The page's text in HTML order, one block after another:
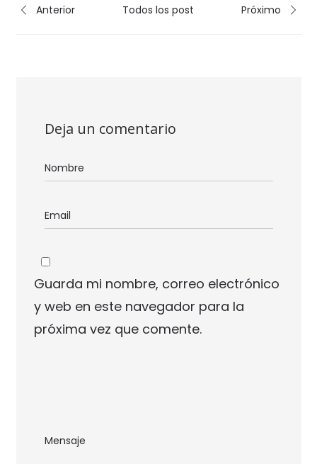
Anterior Todos los post Próximo
Deja un comentario
Guarda mi nombre, correo electrónico
y web en este navegador para la
próxima vez que comente.